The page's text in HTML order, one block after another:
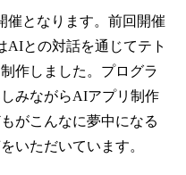
催となります。前回開催
AIとの対話を通じてテト
作しました。プログラ
みながらAIアプリ制作
がこんなに夢中になる
いただいています。